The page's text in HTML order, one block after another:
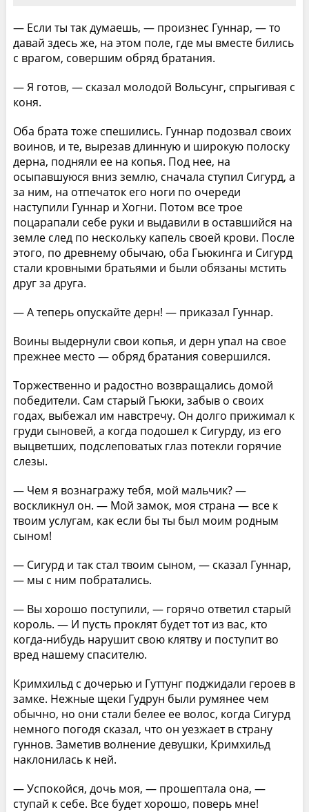
— Если ты так думаешь, — произнес Гуннар, — то
давай здесь же, на этом поле, где мы вместе бились
с врагом, совершим обряд братания.
— Я готов, — сказал молодой Вольсунг, спрыгивая с
коня.
Оба брата тоже спешились. Гуннар подозвал своих
воинов, и те, вырезав длинную и широкую полоску
дерна, подняли ее на копья. Под нее, на
осыпавшуюся вниз землю, сначала ступил Сигурд, а
за ним, на отпечаток его ноги по очереди
наступили Гуннар и Хогни. Потом все трое
поцарапали себе руки и выдавили в оставшийся на
земле след по нескольку капель своей крови. После
этого, по древнему обычаю, оба Гьюкинга и Сигурд
стали кровными братьями и были обязаны мстить
друг за друга.
— А теперь опускайте дерн! — приказал Гуннар.
Воины выдернули свои копья, и дерн упал на свое
прежнее место — обряд братания совершился.
Торжественно и радостно возвращались домой
победители. Сам старый Гьюки, забыв о своих
годах, выбежал им навстречу. Он долго прижимал к
груди сыновей, а когда подошел к Сигурду, из его
выцветших, подслеповатых глаз потекли горячие
слезы.
— Чем я вознагражу тебя, мой мальчик? —
воскликнул он. — Мой замок, моя страна — все к
твоим услугам, как если бы ты был моим родным
сыном!
— Сигурд и так стал твоим сыном, — сказал Гуннар,
— мы с ним побратались.
— Вы хорошо поступили, — горячо ответил старый
король. — И пусть проклят будет тот из вас, кто
когда-нибудь нарушит свою клятву и поступит во
вред нашему спасителю.
Кримхильд с дочерью и Гуттунг поджидали героев в
замке. Нежные щеки Гудрун были румянее чем
обычно, но они стали белее ее волос, когда Сигурд
немного погодя сказал, что он уезжает в страну
гуннов. Заметив волнение девушки, Кримхильд
наклонилась к ней.
— Успокойся, дочь моя, — прошептала она, —
ступай к себе. Все будет хорошо, поверь мне!